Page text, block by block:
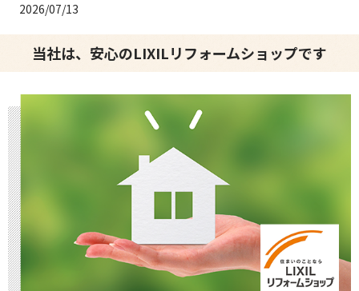
2026/07/13
今週は何の日？
2026/07/06
2026/06/29
今週は何の日？
2026/06/22
今週は何の日？
2026/06/15
今週は何の日？
2026/06/09
当社は、安心のLIXILリフォームショップです